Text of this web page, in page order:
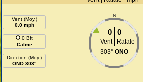
Vent (Moy.)
0.0 mph
0 Bft
Calme
Direction (Moy.)
ONO 303°
N
0 0
Vent
Rafale
303° ONO